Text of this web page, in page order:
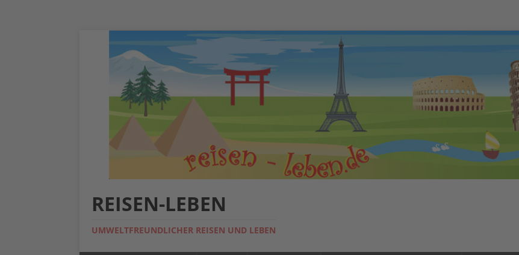
REISEN-LEBEN
UMWELTFREUNDLICHER REISEN UND LEBEN